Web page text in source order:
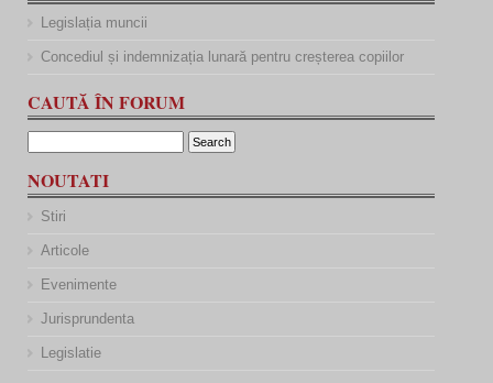
Legislația muncii
Concediul și indemnizația lunară pentru creșterea copiilor
CAUTĂ ÎN FORUM
NOUTATI
Stiri
Articole
Evenimente
Jurisprundenta
Legislatie